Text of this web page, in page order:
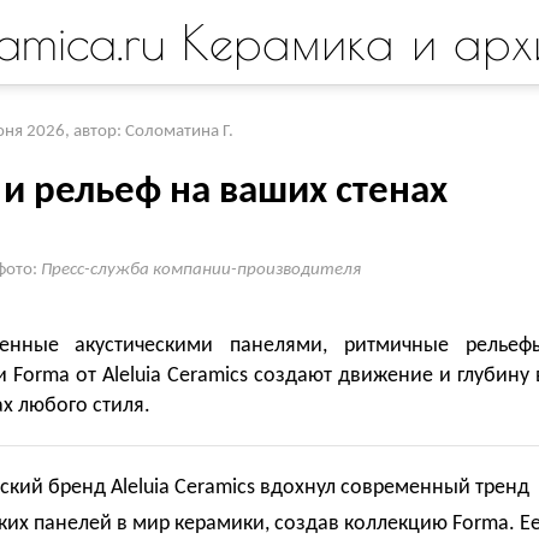
Керамика и
2026, автор: Соломатина Г.
рельеф на ваших стенах
Пресс-служба компании-производителя
акустическими панелями, ритмичные
Forma от Aleluia Ceramics создают движение и глубину
любого стиля.
бренд Aleluia Ceramics вдохнул современный тренд
панелей в мир керамики, создав коллекцию Forma.